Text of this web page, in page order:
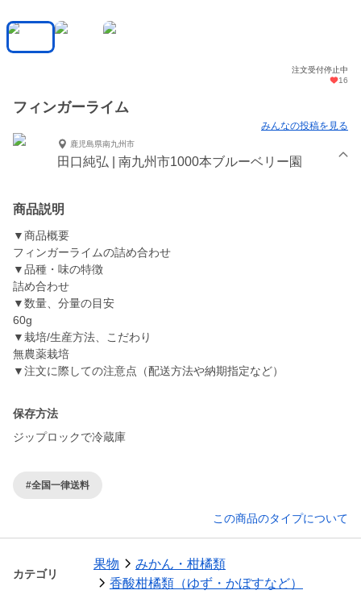
注文受付停止中
16
フィンガーライム
みんなの投稿を見る
鹿児島県南九州市
田口純弘 | 南九州市1000本ブルーベリー園
商品説明
▼商品概要
フィンガーライムの詰め合わせ
▼品種・味の特徴
詰め合わせ
▼数量、分量の目安
60g
▼栽培/生産方法、こだわり
無農薬栽培
▼注文に際しての注意点（配送方法や納期指定など）
保存方法
ジップロックで冷蔵庫
#全国一律送料
この商品のタイプについて
カテゴリ
果物
みかん・柑橘類
香酸柑橘類（ゆず・かぼすなど）